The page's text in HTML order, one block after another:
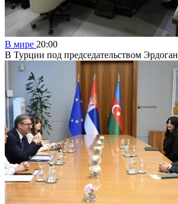
В мире 20:00
В Турции под председательством